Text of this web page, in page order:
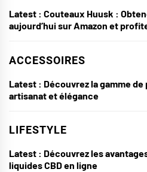
Latest : Couteaux Huusk :
aujourd’hui sur Amazon et
ACCESSOIRES
Latest : Découvrez la gamme
artisanat et élégance
LIFESTYLE
Latest : Découvrez les
liquides CBD en ligne